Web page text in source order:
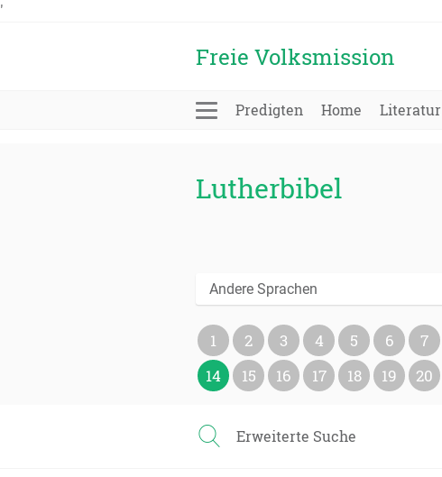
'
Freie Volksmission
Predigten Home Literatur
Lutherbibel
Andere Sprachen
1 2 3 4 5 6 7
14
15 16 17 18 19 20
Erweiterte Suche